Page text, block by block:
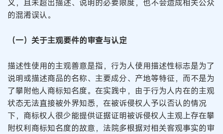
义，且未超出描述、说明的必要限度，也不会造成相关公众
的混淆误认。
（一）关于主观要件的审查与认定
描述性使用的主观善意是指，行为人使用描述性标志是为了
说明或描述商品的名称、主要成分、产地等特征，而不是为
了攀附他人商标知名度。在实践中，由于行为人内在的主观
状态无法直接被外界知悉，在被诉侵权人予以否认的情况
下，商标权人很少能提供证据证明被诉侵权人主观上存在攀
附权利商标知名度的故意，法院多根据对相关客观事实的审